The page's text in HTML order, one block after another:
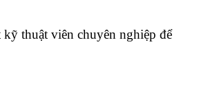
thuật viên chuyên nghiệp để